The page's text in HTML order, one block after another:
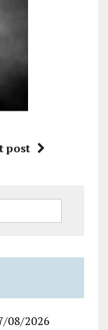
post
08/2026